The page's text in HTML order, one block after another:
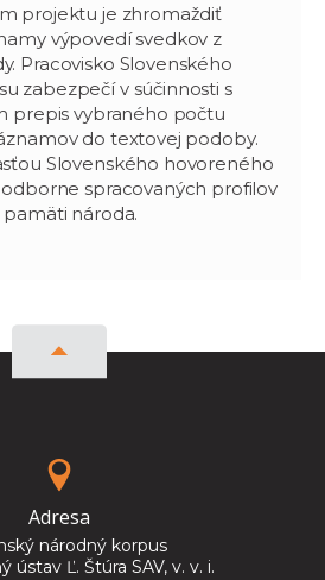
projektu je zhromaždiť
výpovedí svedkov z
Pracovisko Slovenského
zabezpečí v súčinnosti s
prepis vybraného počtu
do textovej podoby.
Slovenského hovoreného
spracovaných profilov
národa.
Adresa
národný korpus
ústav Ľ. Štúra SAV, v. v. i.